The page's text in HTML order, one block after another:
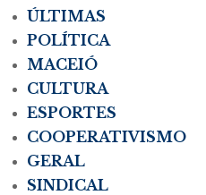
ÚLTIMAS
POLÍTICA
MACEIÓ
CULTURA
ESPORTES
COOPERATIVISMO
GERAL
SINDICAL